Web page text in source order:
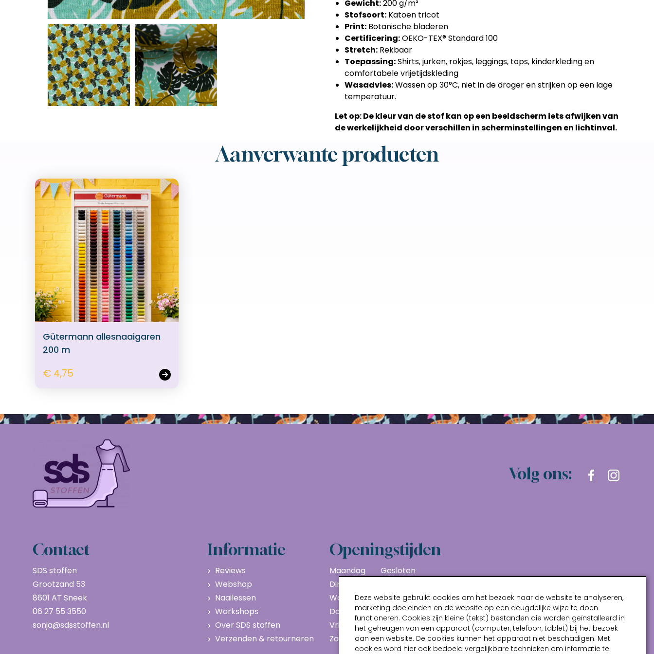
Gewicht:200 g/m²
Stofsoort: Katoen tricot
Print: Botanische bladeren
Certificering:OEKO-TEX® Standard 100
Stretch: Rekbaar
Toepassing:Shirts, jurken, rokjes, leggings, tops, kinderkleding en
comfortabele vrijetijdskleding
Wasadvies:Wassen op 30°C, niet in de droger en strijken op een lage
temperatuur.
Let op: De kleur van de stof kan op een beeldscherm iets afwijken van
de werkelijkheid door verschillen in scherminstellingen en lichtinval.
Aanverwante producten
Gütermann allesnaaigaren
200 m
€ 4,75
Volg ons:
Contact
SDS stoffen
Grootzand 53
8601 AT Sneek
06 27 55 3550
sonja@sdsstoffen.nl
Informatie
Reviews
Webshop
Naailessen
Workshops
Over SDS stoffen
Verzenden & retourneren
Openingstijden
Maandag
Gesloten
Dinsdag
Woensdag
10:00 - 17:00
Donderdag
10:00 - 17:00
Vrijdag
10:00 - 17:00
Zaterdag
10:00 - 17:00
Deze website gebruikt cookies om het bezoek naar de website te analyseren,
marketing doeleinden en de website op een deugdelijke wijze te doen
functioneren. Cookies zijn kleine (tekst) bestanden die worden geïnstalleerd in
het geheugen van een apparaat (computer, telefoon, tablet) bij het bezoek
aan een website. De cookies kunnen het apparaat niet beschadigen. Met
cookies word hier ook bedoeld vergelijkbare technieken om informatie te